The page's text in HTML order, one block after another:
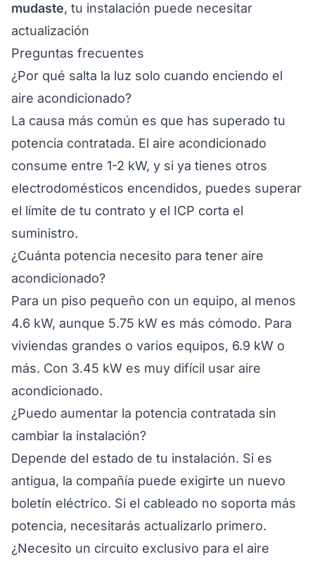
mudaste, tu instalación puede necesitar
actualización
Preguntas frecuentes
¿Por qué salta la luz solo cuando enciendo el
aire acondicionado?
La causa más común es que has superado tu
potencia contratada. El aire acondicionado
consume entre 1-2 kW, y si ya tienes otros
electrodomésticos encendidos, puedes superar
el límite de tu contrato y el ICP corta el
suministro.
¿Cuánta potencia necesito para tener aire
acondicionado?
Para un piso pequeño con un equipo, al menos
4.6 kW, aunque 5.75 kW es más cómodo. Para
viviendas grandes o varios equipos, 6.9 kW o
más. Con 3.45 kW es muy difícil usar aire
acondicionado.
¿Puedo aumentar la potencia contratada sin
cambiar la instalación?
Depende del estado de tu instalación. Si es
antigua, la compañía puede exigirte un nuevo
boletín eléctrico. Si el cableado no soporta más
potencia, necesitarás actualizarlo primero.
¿Necesito un circuito exclusivo para el aire